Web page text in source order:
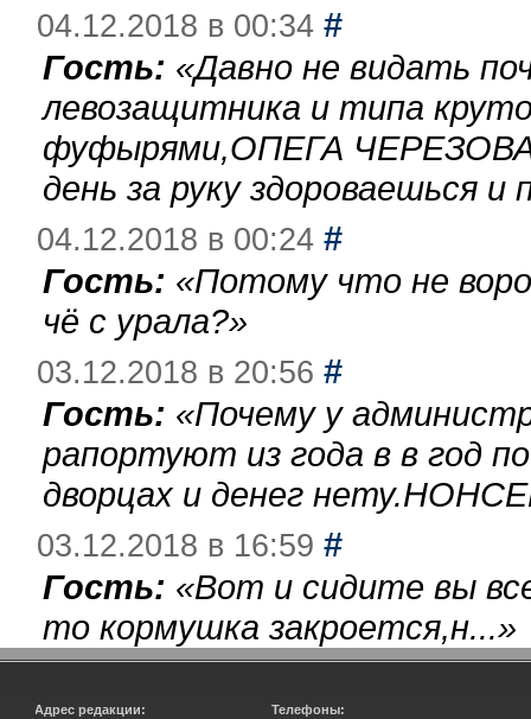
04.12.2018 в 00:34 #
Гость: «Давно не видать
левозащитника и типа
фуфырями,ОПЕГА
день за руку здороваешься
04.12.2018 в 00:24 #
Гость: «Потому что не
чё с урала?»
03.12.2018 в 20:56 #
Гость: «Почему у
рапортуют из года в в год
дворцах и денег
03.12.2018 в 16:59 #
Гость: «Вот и сидите вы
то кормушка закроется,н...»
Адрес редакции:
Телефоны: